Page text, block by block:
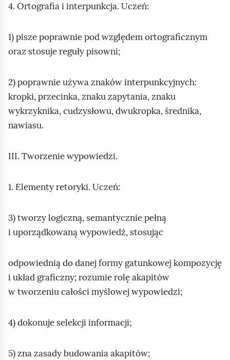
4. Ortografia i interpunkcja. Uczeń:
1) pisze poprawnie pod względem ortograficznym
oraz stosuje reguły pisowni;
2) poprawnie używa znaków interpunkcyjnych:
kropki, przecinka, znaku zapytania, znaku
wykrzyknika, cudzysłowu, dwukropka, średnika,
nawiasu.
III. Tworzenie wypowiedzi.
1. Elementy retoryki. Uczeń:
3) tworzy logiczną, semantycznie pełną
i uporządkowaną wypowiedź, stosując
odpowiednią do danej formy gatunkowej kompozycję
i układ graficzny; rozumie rolę akapitów
w tworzeniu całości myślowej wypowiedzi;
4) dokonuje selekcji informacji;
5) zna zasady budowania akapitów;